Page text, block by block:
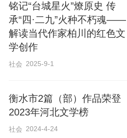
铭记“台城星火”燎原史 传
承“四·二九”火种不朽魂——
解读当代作家柏川的红色文
学创作
社会 2025-9-1
衡水市2篇（部）作品荣登
2023年河北文学榜
社会 2024-4-24